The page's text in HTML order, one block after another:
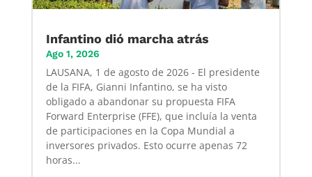
Infantino dió marcha atrás
Ago 1, 2026
LAUSANA, 1 de agosto de 2026 - El presidente
de la FIFA, Gianni Infantino, se ha visto
obligado a abandonar su propuesta FIFA
Forward Enterprise (FFE), que incluía la venta
de participaciones en la Copa Mundial a
inversores privados. Esto ocurre apenas 72
horas...